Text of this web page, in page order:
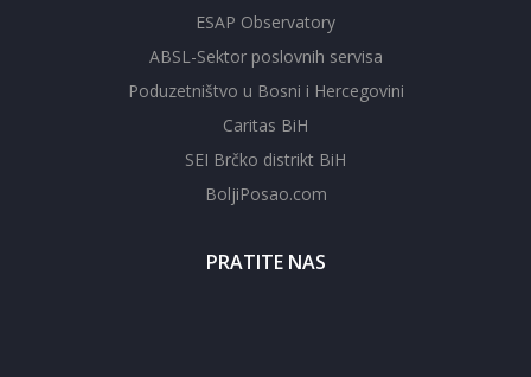
ESAP Observatory
ABSL-Sektor poslovnih servisa
Poduzetništvo u Bosni i Hercegovini
Caritas BiH
SEI Brčko distrikt BiH
BoljiPosao.com
PRATITE NAS